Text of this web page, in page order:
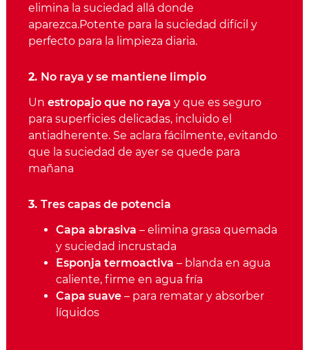
elimina la suciedad allá donde
aparezca.Potente para la suciedad difícil y
perfecto para la limpieza diaria.
2. No raya y se mantiene limpio
Un estropajo que no raya y que es seguro
para superficies delicadas, incluido el
antiadherente. Se aclara fácilmente, evitando
que la suciedad de ayer se quede para
mañana
3. Tres capas de potencia
Capa abrasiva – elimina grasa quemada
y suciedad incrustada
Esponja termoactiva – blanda en agua
caliente, firme en agua fría
Capa suave – para rematar y absorber
líquidos